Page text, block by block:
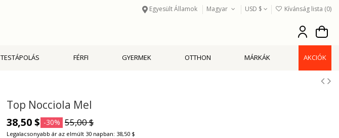
Egyesült Államok Magyar USD $ Kívánság lista (0)
TESTÁPOLÁS FÉRFI GYERMEK OTTHON MÁRKÁK AKCIÓK
Top Nocciola Mel
38,50 $ -30% 55,00 $
Legalacsonyabb ár az elmúlt 30 napban: 38,50 $